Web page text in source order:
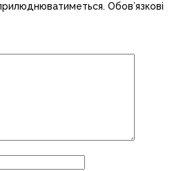
Обов’язкові